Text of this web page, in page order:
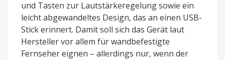
und Tasten zur Lautstärkeregelung sowie ein
leicht abgewandeltes Design, das an einen USB-
Stick erinnert. Damit soll sich das Gerät laut
Hersteller vor allem für wandbefestigte
Fernseher eignen – allerdings nur, wenn der